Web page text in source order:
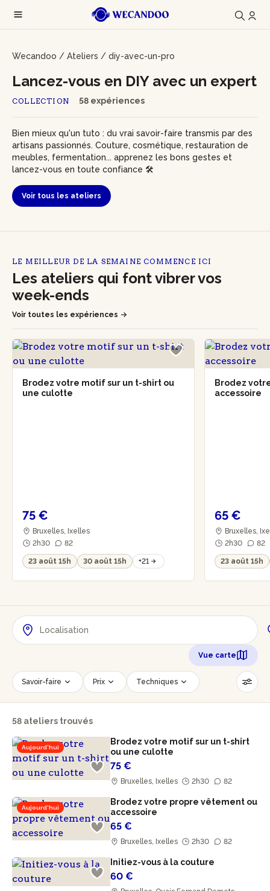
Wecandoo / Ateliers / diy-avec-un-pro
COLLECTION 58 expériences
Lancez-vous en DIY avec un expert
Bien mieux qu'un tuto : du vrai savoir-faire transmis par des
artisans passionnés. Couture, cosmétique, restauration de
meubles, fermentation... apprenez les bons gestes et
lancez-vous en toute confiance 🛠️
Voir tous les ateliers
LE MEILLEUR DE LA SEMAINE COMMENCE ICI
Les ateliers qui font vibrer vos
week-ends
Voir toutes les expériences
Brodez votre motif sur un t-shirt ou
une culotte
75 €
Bruxelles, Ixelles
2h30
82
23 août 15h 30 août 15h +21
Brodez
accessoire
65 €
Bruxelles,
2h30
82
23 août 15h
Vue carte
Savoir-faire Prix Techniques
Date Créneau horaire
Nombre de personnes
Accessible PMR Réinitialiser les filtres
58 ateliers trouvés
Aujourd'hui
Brodez votre motif sur un t-shirt
ou une culotte
75 €
Bruxelles, Ixelles 2h30 82
Aujourd'hui
Brodez votre propre vêtement ou
accessoire
65 €
Bruxelles, Ixelles 2h30 82
Initiez-vous à la couture
60 €